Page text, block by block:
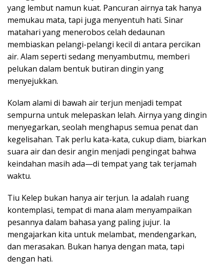
yang lembut namun kuat. Pancuran airnya tak hanya
memukau mata, tapi juga menyentuh hati. Sinar
matahari yang menerobos celah dedaunan
membiaskan pelangi-pelangi kecil di antara percikan
air. Alam seperti sedang menyambutmu, memberi
pelukan dalam bentuk butiran dingin yang
menyejukkan.
Kolam alami di bawah air terjun menjadi tempat
sempurna untuk melepaskan lelah. Airnya yang dingin
menyegarkan, seolah menghapus semua penat dan
kegelisahan. Tak perlu kata-kata, cukup diam, biarkan
suara air dan desir angin menjadi pengingat bahwa
keindahan masih ada—di tempat yang tak terjamah
waktu.
Tiu Kelep bukan hanya air terjun. Ia adalah ruang
kontemplasi, tempat di mana alam menyampaikan
pesannya dalam bahasa yang paling jujur. Ia
mengajarkan kita untuk melambat, mendengarkan,
dan merasakan. Bukan hanya dengan mata, tapi
dengan hati.